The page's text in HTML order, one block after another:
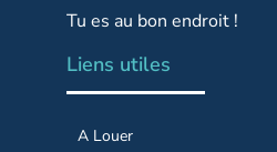
Tu es au bon endroit !
Liens utiles
A Louer